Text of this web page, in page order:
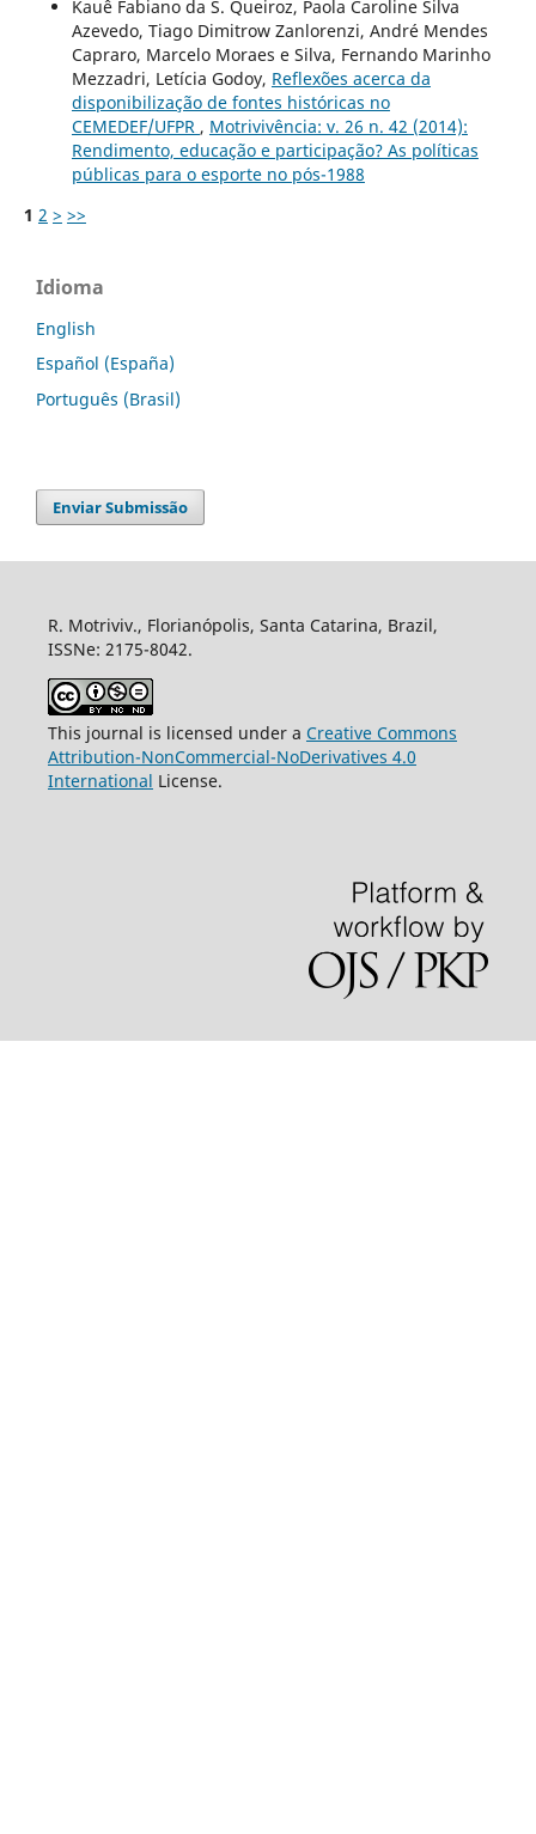
Kauê Fabiano da S. Queiroz, Paola Caroline Silva
Azevedo, Tiago Dimitrow Zanlorenzi, André Mendes
Capraro, Marcelo Moraes e Silva, Fernando Marinho
Mezzadri, Letícia Godoy, Reflexões acerca da
disponibilização de fontes históricas no
CEMEDEF/UFPR , Motrivivência: v. 26 n. 42 (2014):
Rendimento, educação e participação? As políticas
públicas para o esporte no pós-1988
1 2 > >>
Idioma
English
Español (España)
Português (Brasil)
Enviar Submissão
R. Motriviv., Florianópolis, Santa Catarina, Brazil,
ISSNe: 2175-8042.
This journal is licensed under a Creative Commons
Attribution-NonCommercial-NoDerivatives 4.0
International License.